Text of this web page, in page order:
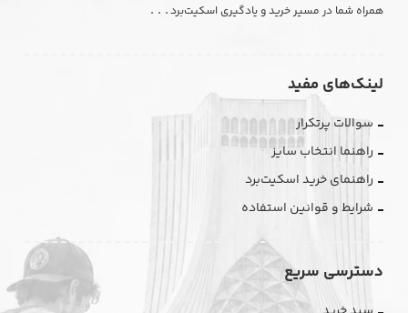
همراه شما در مسیر خرید و یادگیری اسکیت‌برد. . .
لینک‌های مفید
سوالات پرتکرار
راهنما انتخاب سایز
راهنمای خرید اسکیت‌برد
شرایط و قوانین استفاده
دسترسی سریع